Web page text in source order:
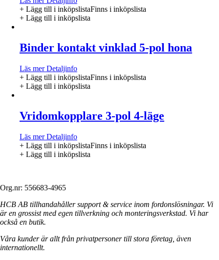
+ Lägg till i inköpslistaFinns i inköpslista
+ Lägg till i inköpslista
Binder kontakt vinklad 5-pol hona
Läs merDetaljinfo
+ Lägg till i inköpslistaFinns i inköpslista
+ Lägg till i inköpslista
Vridomkopplare 3-pol 4-läge
Läs merDetaljinfo
+ Lägg till i inköpslistaFinns i inköpslista
+ Lägg till i inköpslista
Org.nr: 556683-4965
HCB AB tillhandahåller support & service inom fordonslösningar. Vi
är en grossist med egen tillverkning och monteringsverkstad. Vi har
också en butik.
Våra kunder är allt från privatpersoner till stora företag, även
internationellt.